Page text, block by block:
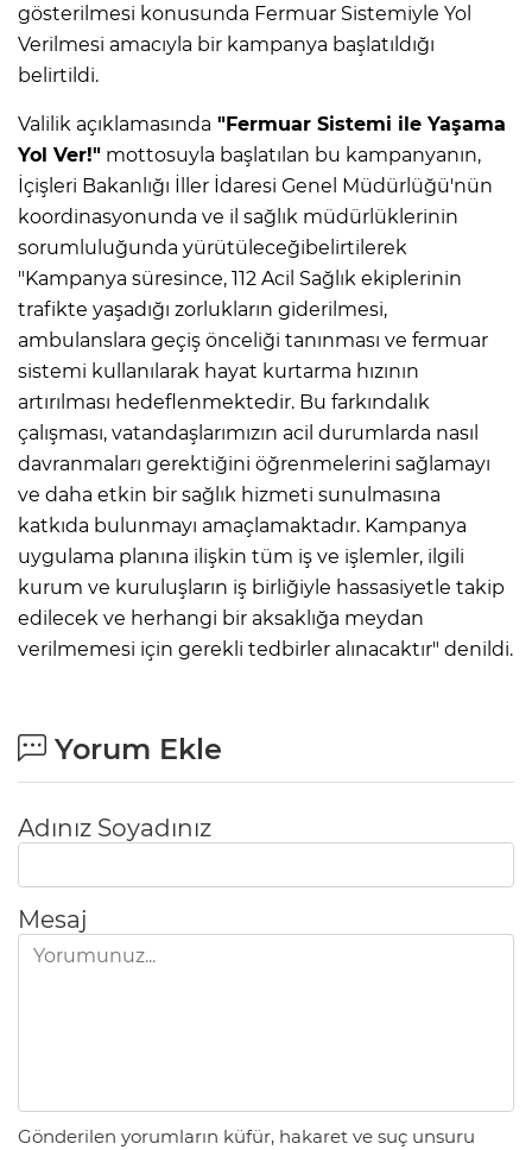
gösterilmesi konusunda Fermuar Sistemiyle Yol
Verilmesi amacıyla bir kampanya başlatıldığı
belirtildi.
Valilik açıklamasında "Fermuar Sistemi ile Yaşama
Yol Ver!" mottosuyla başlatılan bu kampanyanın,
İçişleri Bakanlığı İller İdaresi Genel Müdürlüğü'nün
koordinasyonunda ve il sağlık müdürlüklerinin
sorumluluğunda yürütüleceğibelirtilerek
"Kampanya süresince, 112 Acil Sağlık ekiplerinin
trafikte yaşadığı zorlukların giderilmesi,
ambulanslara geçiş önceliği tanınması ve fermuar
sistemi kullanılarak hayat kurtarma hızının
artırılması hedeflenmektedir. Bu farkındalık
çalışması, vatandaşlarımızın acil durumlarda nasıl
davranmaları gerektiğini öğrenmelerini sağlamayı
ve daha etkin bir sağlık hizmeti sunulmasına
katkıda bulunmayı amaçlamaktadır. Kampanya
uygulama planına ilişkin tüm iş ve işlemler, ilgili
kurum ve kuruluşların iş birliğiyle hassasiyetle takip
edilecek ve herhangi bir aksaklığa meydan
verilmemesi için gerekli tedbirler alınacaktır" denildi.
Yorum Ekle
Adınız Soyadınız
Mesaj
Gönderilen yorumların küfür, hakaret ve suç unsuru